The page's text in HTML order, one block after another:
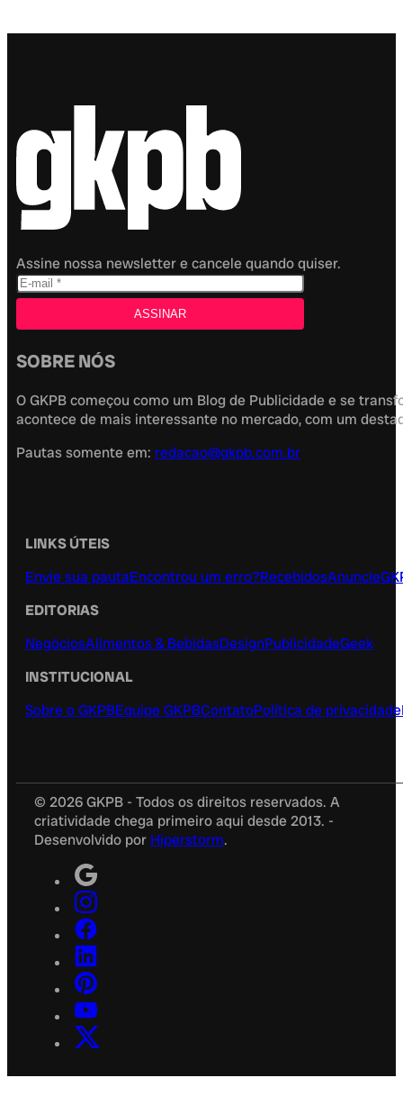
Assine nossa newsletter e cancele quando quiser.
SOBRE NÓS
O GKPB começou como um Blog de Publicidade e se
acontece de mais interessante no mercado, com um
Pautas somente em: redacao@gkpb.com.br
LINKS ÚTEIS
Envie sua pautaEncontrou um erro?RecebidosAnuncie
EDITORIAS
NegóciosAlimentos & BebidasDesignPublicidadeGeek
INSTITUCIONAL
Sobre o GKPBEquipe GKPBContatoPolítica de privacidade
© 2026 GKPB - Todos os direitos reservados. A
criatividade chega primeiro aqui desde 2013. -
Desenvolvido por Hiperstorm.